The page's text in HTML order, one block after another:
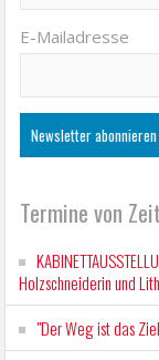
E-Mailadresse
Termine von
Holzschneiderin und
"Der Weg ist das